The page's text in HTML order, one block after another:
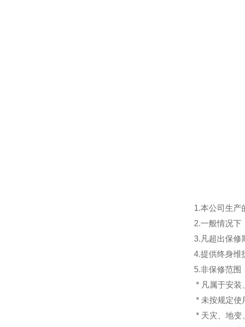
1.本公司生产
2.一般情况下
3.凡超出保修
4.提供终身维
5.非保修范围
* 凡属于安装
* 未按规定使
* 天灾、地变